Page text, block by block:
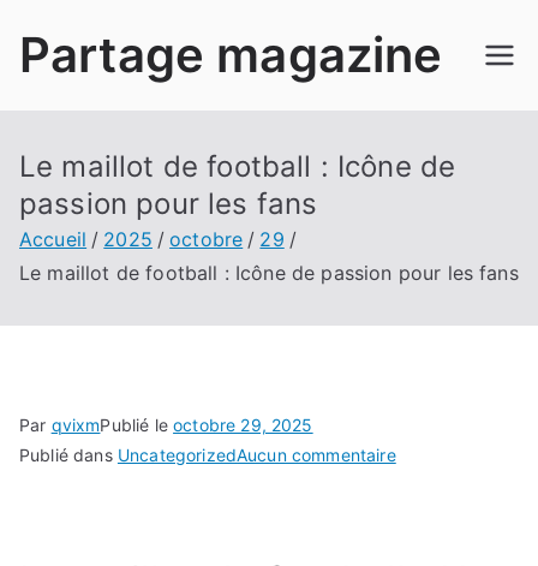
Partage magazine
Le maillot de football : Icône de
passion pour les fans
Accueil 2025 octobre
29
Le maillot de football : Icône de passion pour les fans
Par qvixmPublié leoctobre 29, 2025
Publié dans UncategorizedAucun commentairesur